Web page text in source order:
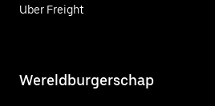
Uber Freight
Wereldburgerschap